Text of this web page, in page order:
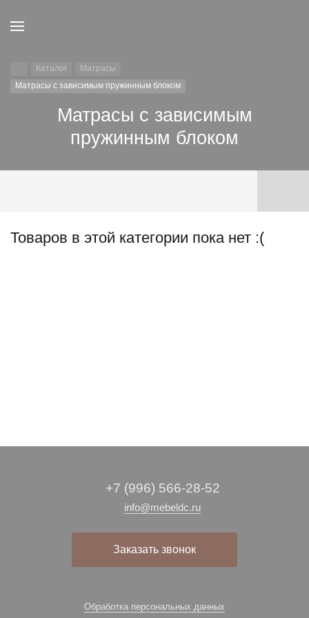
Каталог
Матрасы
Матрасы с зависимым пружинным блоком
Матрасы с зависимым
пружинным блоком
Товаров в этой категории пока нет :(
+7 (996) 566-28-52
info@mebeldc.ru
Заказать звонок
Обработка персональных данных